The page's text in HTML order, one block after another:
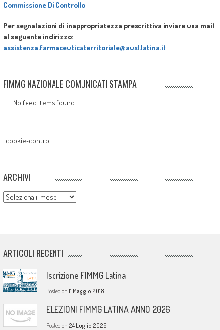
Commissione Di Controllo
Per segnalazioni di inappropriatezza prescrittiva inviare una mail
al seguente indirizzo:
assistenza.farmaceuticaterritoriale@ausl.latina.it
FIMMG NAZIONALE COMUNICATI STAMPA
No feed items found.
[cookie-control]
ARCHIVI
Archivi
ARTICOLI RECENTI
Iscrizione FIMMG Latina
Posted on 11 Maggio 2018
ELEZIONI FIMMG LATINA ANNO 2026
Posted on 24 Luglio 2026